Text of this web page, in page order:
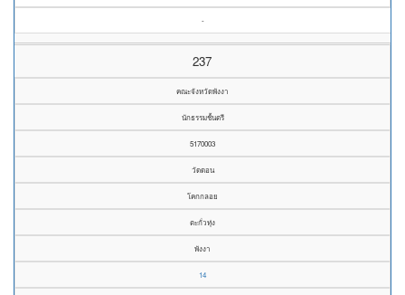
-
237
คณะจังหวัดพังงา
นักธรรมชั้นตรี
5170003
วัดดอน
โคกกลอย
ตะกั่วทุ่ง
พังงา
14